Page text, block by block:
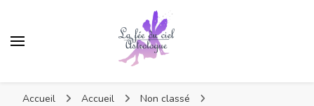
Accueil Accueil
Non classé